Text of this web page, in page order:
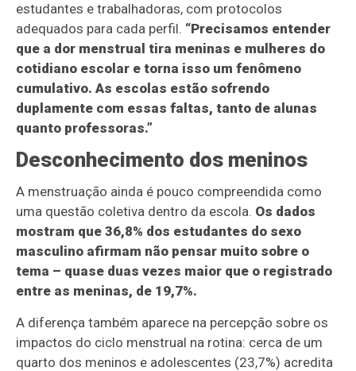
estudantes e trabalhadoras, com protocolos
adequados para cada perfil. “Precisamos entender
que a dor menstrual tira meninas e mulheres do
cotidiano escolar e torna isso um fenômeno
cumulativo. As escolas estão sofrendo
duplamente com essas faltas, tanto de alunas
quanto professoras.”
Desconhecimento dos meninos
A menstruação ainda é pouco compreendida como
uma questão coletiva dentro da escola. Os dados
mostram que 36,8% dos estudantes do sexo
masculino afirmam não pensar muito sobre o
tema – quase duas vezes maior que o registrado
entre as meninas, de 19,7%.
A diferença também aparece na percepção sobre os
impactos do ciclo menstrual na rotina: cerca de um
quarto dos meninos e adolescentes (23,7%) acredita